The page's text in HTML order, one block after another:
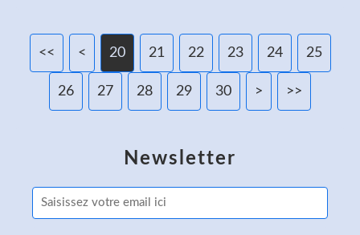
<< < 10
20 21 22 23 24 25
26 27 28 29 30 40
50
60
70
80
90
> >>
Newsletter